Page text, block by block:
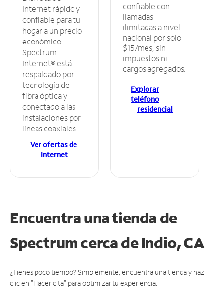
Internet rápido y
confiable para tu
hogar a un precio
económico.
Spectrum
Internet® está
respaldado por
tecnología de
fibra óptica y
conectado a las
instalaciones por
líneas coaxiales.
Ver ofertas de
Internet
confiable con
llamadas
ilimitadas a nivel
nacional por solo
$15/mes, sin
impuestos ni
cargos agregados.
Explorar
teléfono
residencial
Encuentra una tienda de
Spectrumcerca de Indio, CA
¿Tienes poco tiempo? Simplemente, encuentra una tienda y haz
clic en "Hacer cita" para optimizar tu experiencia.